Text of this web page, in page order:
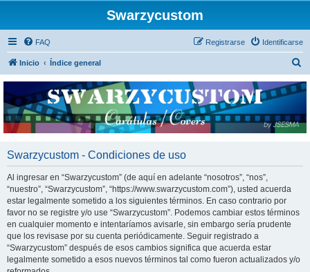
Swarzycustom
FAQ Identificarse
Registrarse
Inicio Índice general
c
Swarzycustom - Condiciones de uso
Al ingresar en “Swarzycustom” (de aquí en adelante “nosotros”, “nos”,
“nuestro”, “Swarzycustom”, “https://www.swarzycustom.com”), usted acuerda
estar legalmente sometido a los siguientes términos. En caso contrario por
favor no se registre y/o use “Swarzycustom”. Podemos cambiar estos términos
en cualquier momento e intentaríamos avisarle, sin embargo sería prudente
que los revisase por su cuenta periódicamente. Seguir registrado a
“Swarzycustom” después de esos cambios significa que acuerda estar
legalmente sometido a esos nuevos términos tal como fueron actualizados y/o